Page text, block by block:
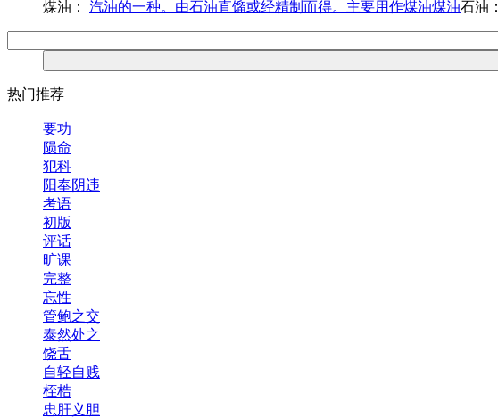
煤油： 汽油的一种。由石油直馏或经精制而得。主要用作煤油煤油石油：
热门推荐
要功
陨命
犯科
阳奉阴违
考语
初版
评话
旷课
完整
忘性
管鲍之交
泰然处之
饶舌
自轻自贱
桎梏
忠肝义胆